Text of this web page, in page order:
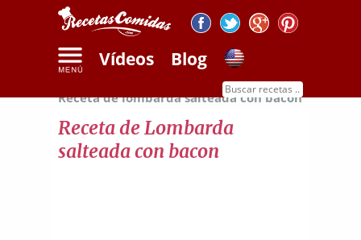
Vídeos Blog
Recetas de verduras y frutas
Receta de lombarda salteada con bacon
Receta de Lombarda
salteada con bacon